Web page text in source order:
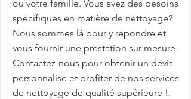
ou votre famille. Vous avez des besoins
spécifiques en matière de nettoyage?
Nous sommes là pour y répondre et
vous fournir une prestation sur mesure.
Contactez-nous pour obtenir un devis
personnalisé et profiter de nos services
de nettoyage de qualité supérieure !.